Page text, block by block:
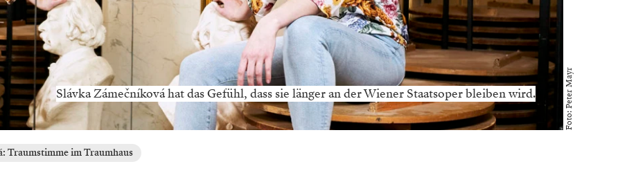
Slávka Zámečníková hat das Gefühl, dass sie länger an der Wiener Staatsoper bleiben wird. Foto: Peter Mayr
Traumstimme im Traumhaus